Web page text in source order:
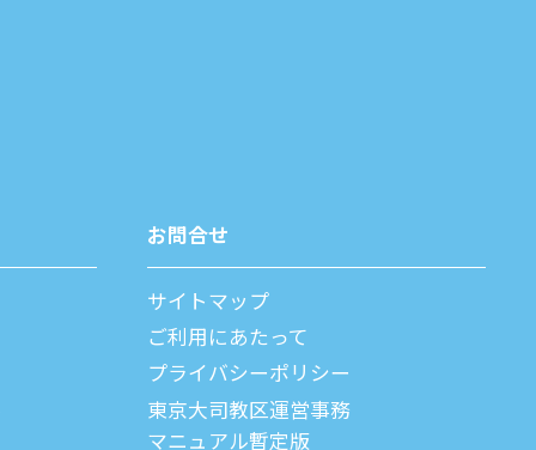
お問合せ
サイトマップ
ご利⽤にあたって
プライバシーポリシー
東京大司教区運営事務
マニュアル暫定版